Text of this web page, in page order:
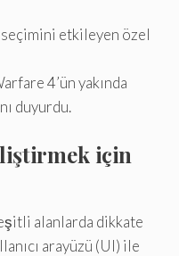
etkileyen özel
4’ün yakında
duyurdu.
için
alanlarda dikkate
arayüzü (UI) ile